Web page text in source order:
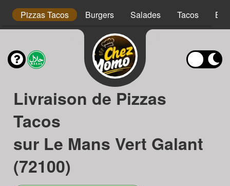
Pizzas Tacos Burgers Salades Tacos
Livraison de Pizzas
Tacos
sur Le Mans Vert Galant
(72100)